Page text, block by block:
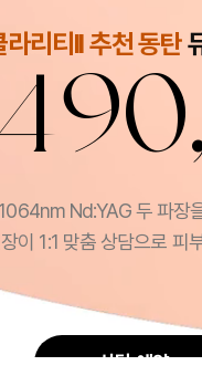
라리티II 추천 동탄
Nd:YAG 두 파장을
이 1:1 맞춤 상담으로 피
상담 예약